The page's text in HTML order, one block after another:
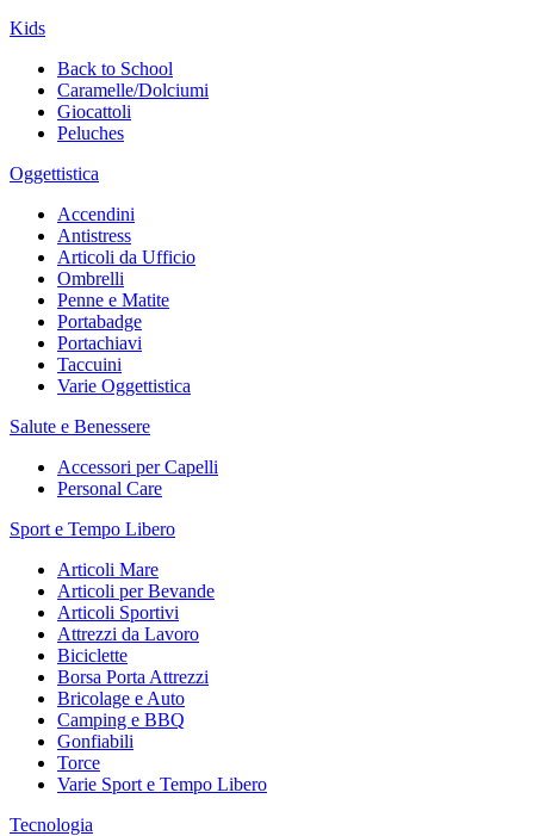
Kids
Back to School
Caramelle/Dolciumi
Giocattoli
Peluches
Oggettistica
Accendini
Antistress
Articoli da Ufficio
Ombrelli
Penne e Matite
Portabadge
Portachiavi
Taccuini
Varie Oggettistica
Salute e Benessere
Accessori per Capelli
Personal Care
Sport e Tempo Libero
Articoli Mare
Articoli per Bevande
Articoli Sportivi
Attrezzi da Lavoro
Biciclette
Borsa Porta Attrezzi
Bricolage e Auto
Camping e BBQ
Gonfiabili
Torce
Varie Sport e Tempo Libero
Tecnologia